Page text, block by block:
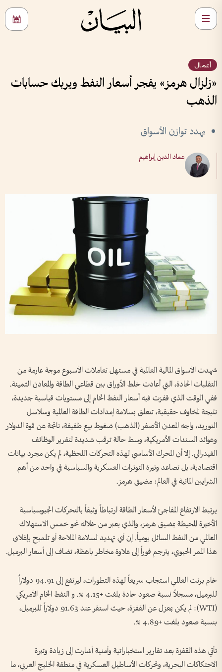
أعمال
«زلزال هرمز» يفجر أسعار النفط ويربك حسابات
الذهب
يهدد توازن الأسواق
عماد الدين إبراهيم
شهدت الأسواق المالية العالمية في مستهل تعاملات الأسبوع موجة عارمة من
التقلبات الحادة، التي أعادت خلط الأوراق بين قطاعي الطاقة والمعادن الثمينة.
ففي الوقت الذي قفزت فيه أسعار النفط الخام إلى مستويات قياسية جديدة،
نتيجة لمخاوف حقيقية، تتعلق بسلامة إمدادات الطاقة العالمية وسلاسل
التوريد، واجه المعدن الأصفر (الذهب) ضغوط بيع طفيفة، ناتجة عن قوة الدولار
وعوائد السندات الأمريكية، وسط حالة ترقب شديدة لتقرير الوظائف
الفيدرالي. إلا أن المحرك الأساسي لهذه التحركات اللحظية، لم يكن مجرد بيانات
اقتصادية، بل تصاعد وتيرة التوترات العسكرية والسياسية في واحد من أهم
الشرايين المائية في العالم: مضيق هرمز.
يرتبط الارتفاع المفاجئ لأسعار الطاقة ارتباطاً وثيقاً بالتحركات الجيوسياسية
الأخيرة المحيطة بمضيق هرمز، والذي يعبر من خلاله نحو خمس الاستهلاك
العالمي من النفط السائل يومياً. إن أي تهديد لسلامة الملاحة أو تلميح بإغلاق
هذا الممر الحيوي، يترجم فوراً إلى علاوة مخاطر باهظة، تضاف إلى أسعار البرميل.
خام برنت العالمي استجاب سريعاً لهذه التطورات، ليرتفع إلى 94.91 دولاراً
للبرميل، مسجلاً نسبة صعود حادة بلغت +4.15 %. و النفط الخام الأمريكي
(WTI): لم يكن بمعزل عن القفزة، حيث استقر عند 91.63 دولاراً للبرميل،
بنسبة صعود بلغت +4.89 %.
تأتي هذه القفزة بعد تقارير استخباراتية وأمنية أشارت إلى زيادة وتيرة
الاحتكاكات البحرية، وتحركات الأساطيل العسكرية في منطقة الخليج العربي، ما